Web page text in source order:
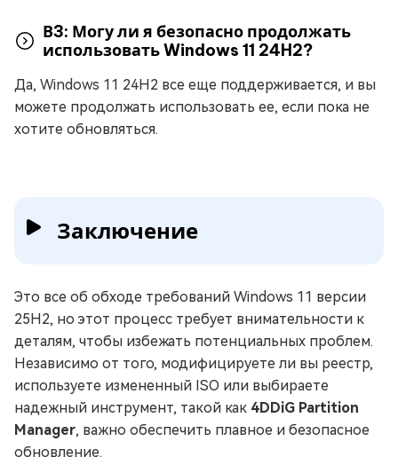
В3: Могу ли я безопасно продолжать
использовать Windows 11 24H2?
Да, Windows 11 24H2 все еще поддерживается, и вы
можете продолжать использовать ее, если пока не
хотите обновляться.
Заключение
Это все об обходе требований Windows 11 версии
25H2, но этот процесс требует внимательности к
деталям, чтобы избежать потенциальных проблем.
Независимо от того, модифицируете ли вы реестр,
используете измененный ISO или выбираете
надежный инструмент, такой как 4DDiG Partition
Manager, важно обеспечить плавное и безопасное
обновление.